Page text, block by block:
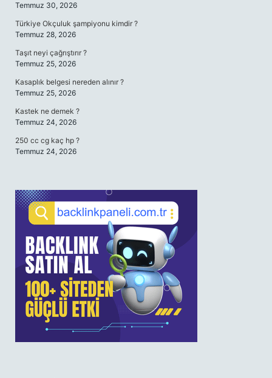
Temmuz 30, 2026
Türkiye Okçuluk şampiyonu kimdir ?
Temmuz 28, 2026
Taşıt neyi çağrıştırır ?
Temmuz 25, 2026
Kasaplık belgesi nereden alınır ?
Temmuz 25, 2026
Kastek ne demek ?
Temmuz 24, 2026
250 cc cg kaç hp ?
Temmuz 24, 2026